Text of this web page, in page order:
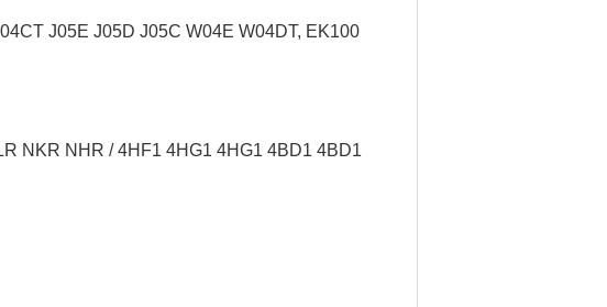
J05E J05D J05C W04E W04DT, EK100
NKR NHR / 4HF1 4HG1 4HG1 4BD1 4BD1